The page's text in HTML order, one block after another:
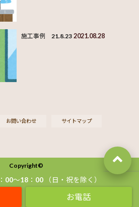
00〜18：00 （日・祝を除く）
施工事例 21.8.23 2021.08.28
お問い合わせ サイトマップ
Copyright©
郷町の水まわりリフォーム・総合リフォームなら
株式会社名住へ